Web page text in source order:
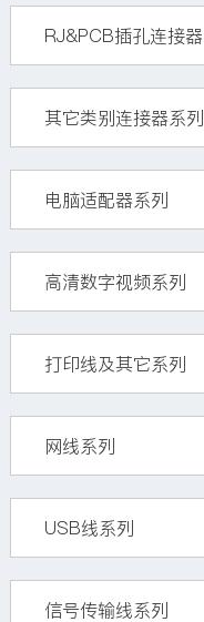
RJ&PCB插孔连接器
其它类别连接器系列
电脑适配器系列
高清数字视频系列
打印线及其它系列
网线系列
USB线系列
信号传输线系列